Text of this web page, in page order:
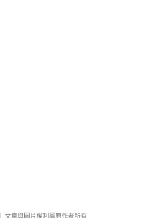
文章與圖片權利屬原作者所有